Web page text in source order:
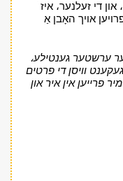
די זעלנער، איז
אויך האָבן אַ
ערשטער גענטילע،
וויסן די פרטים
פרייען אין איר און